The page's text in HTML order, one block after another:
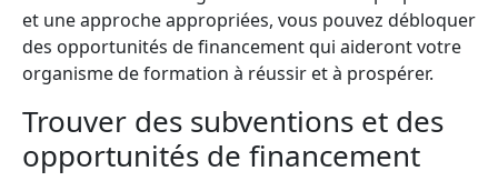
et une approche appropriées, vous pouvez débloquer
des opportunités de financement qui aideront votre
organisme de formation à réussir et à prospérer.
Trouver des subventions et des
opportunités de financement